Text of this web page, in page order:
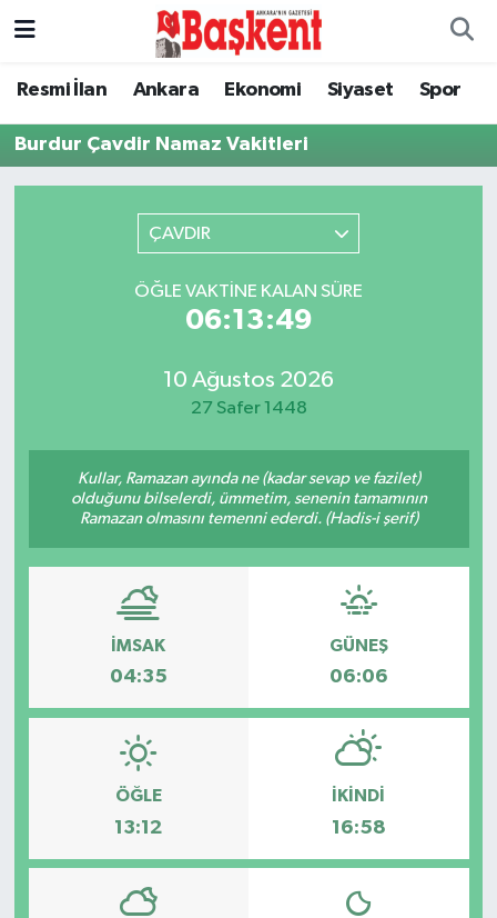
Resmi İlan Ankara Ekonomi Siyaset Spor
Burdur Çavdir Namaz Vakitleri
ÇAVDIR
ÖĞLE VAKTINE KALAN SÜRE
06:13:49
10 Ağustos 2026
27 Safer 1448
Kullar, Ramazan ayında ne (kadar sevap ve fazilet)
olduğunu bilselerdi, ümmetim, senenin tamamının
Ramazan olmasını temenni ederdi. (Hadis-i şerif)
İMSAK
04:35
GÜNEŞ
06:06
ÖĞLE
13:12
İKINDI
16:58
Ankara
Asayiş
Gündem
Kültür-Sanat
Magazin
Özel Haber
Resmi İlan
Sağlık
Ankara Nöbetçi Eczaneler
Ankara Hava Durumu
Ankara Trafik Yoğunluk Haritası
Süper Lig Puan Durumu ve Fikstür
Tüm Manşetler
Haber Arşivi